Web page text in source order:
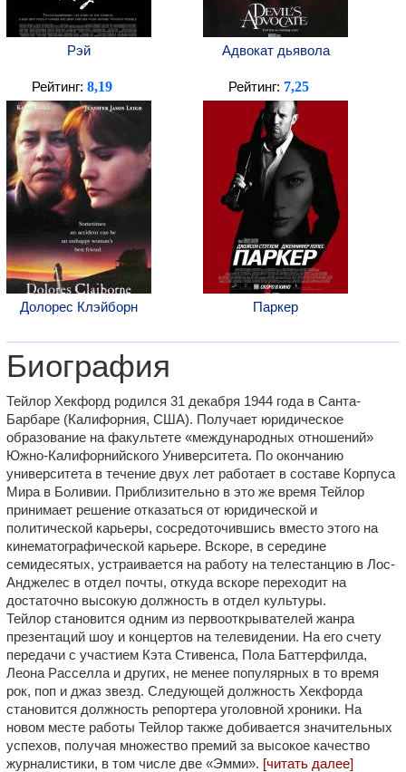
Рэй Адвокат дьявола
Рейтинг: 8,19
Долорес Клэйборн
Рейтинг: 7,25
Паркер
Биография
Тейлор Хекфорд родился 31 декабря 1944 года в Санта-
Барбаре (Калифорния, США). Получает юридическое
образование на факультете «международных отношений»
Южно-Калифорнийского Университета. По окончанию
университета в течение двух лет работает в составе Корпуса
Мира в Боливии. Приблизительно в это же время Тейлор
принимает решение отказаться от юридической и
политической карьеры, сосредоточившись вместо этого на
кинематографической карьере. Вскоре, в середине
семидесятых, устраивается на работу на телестанцию в Лос-
Анджелес в отдел почты, откуда вскоре переходит на
достаточно высокую должность в отдел культуры.
Тейлор становится одним из первооткрывателей жанра
презентаций шоу и концертов на телевидении. На его счету
передачи с участием Кэта Стивенса, Пола Баттерфилда,
Леона Расселла и других, не менее популярных в то время
рок, поп и джаз звезд. Следующей должность Хекфорда
становится должность репортера уголовной хроники. На
новом месте работы Тейлор также добивается значительных
успехов, получая множество премий за высокое качество
журналистики, в том числе две «Эмми». [читать далее]